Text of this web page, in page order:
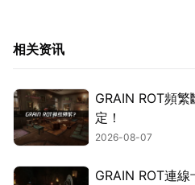
相关资讯
GRAIN ROT頻
定！
2026-08-07
GRAIN ROT連